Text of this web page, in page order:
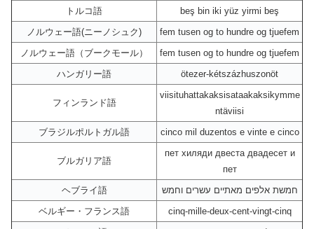
トルコ語
beş bin iki yüz yirmi beş
ノルウェー語(ニーノシュク)
fem tusen og to hundre og tjuefem
ノルウェー語（ブークモール）
fem tusen og to hundre og tjuefem
ハンガリー語
ötezer-kétszázhuszonöt
フィンランド語
viisituhattakaksisataakaksikymme
ntäviisi
ブラジルポルトガル語
cinco mil duzentos e vinte e cinco
ブルガリア語
пет хиляди двеста двадесет и
пет
ヘブライ語
חמשת אלפים מאתיים עשרים וחמש
ベルギー・フランス語
cinq-mille-deux-cent-vingt-cinq